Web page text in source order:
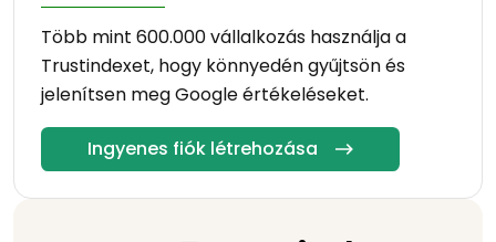
Több mint 600.000 vállalkozás használja a
Trustindexet, hogy könnyedén gyűjtsön és
jelenítsen meg Google értékeléseket.
Ingyenes fiók létrehozása